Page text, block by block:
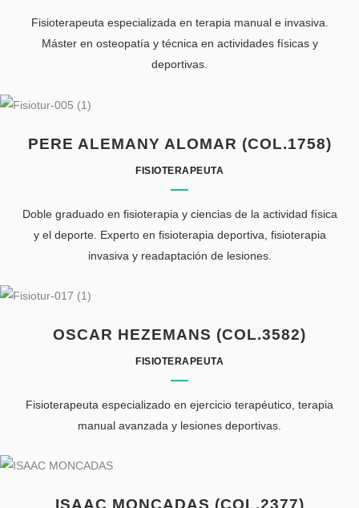
Fisioterapeuta especializada en terapia manual e invasiva.
Máster en osteopatía y técnica en actividades físicas y
deportivas.
PERE ALEMANY ALOMAR (COL.1758)
FISIOTERAPEUTA
Doble graduado en fisioterapia y ciencias de la actividad física
y el deporte. Experto en fisioterapia deportiva, fisioterapia
invasiva y readaptación de lesiones.
OSCAR HEZEMANS (COL.3582)
FISIOTERAPEUTA
Fisioterapeuta especializado en ejercicio terapéutico, terapia
manual avanzada y lesiones deportivas.